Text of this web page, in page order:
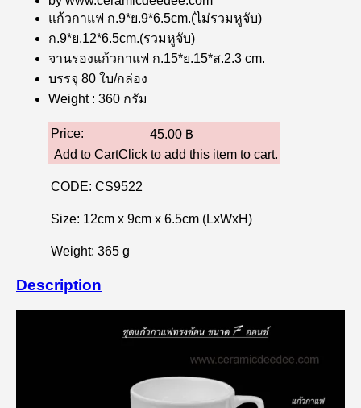
แก้วกาแฟ ก.9*ย.9*6.5cm.(ไม่รวมหูจับ)
ก.9*ย.12*6.5cm.(รวมหูจับ)
จานรองแก้วกาแฟ ก.15*ย.15*ส.2.3 cm.
บรรจุ 80 ใบ/กล่อง
Weight : 360 กรัม
Price:
45.00 ฿
Add to CartClick to add this item to cart.
CODE: CS9522
Size: 12cm x 9cm x 6.5cm (LxWxH)
Weight: 365 g
Description